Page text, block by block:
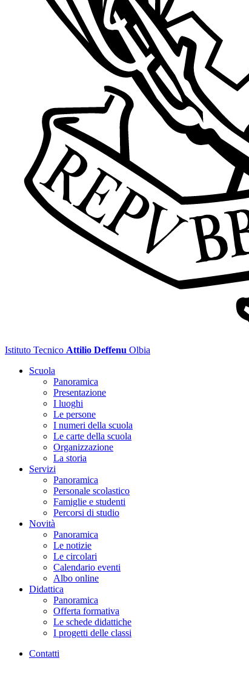
Istituto Tecnico Attilio Deffenu Olbia
Scuola
Panoramica
Presentazione
I luoghi
Le persone
I numeri della scuola
Le carte della scuola
Organizzazione
La storia
Servizi
Panoramica
Personale scolastico
Famiglie e studenti
Percorsi di studio
Novità
Panoramica
Le notizie
Le circolari
Calendario eventi
Albo online
Didattica
Panoramica
Offerta formativa
Le schede didattiche
I progetti delle classi
Contatti